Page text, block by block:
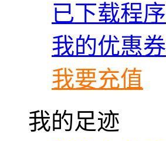
已下载程序
我的优惠券
我要充值
我的足迹